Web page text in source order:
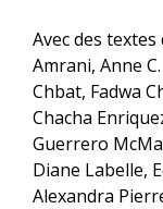
Avec des textes
Amrani, Anne
Chbat, Fadwa
Chacha
Guerrero
Diane Labelle,
Alexandra